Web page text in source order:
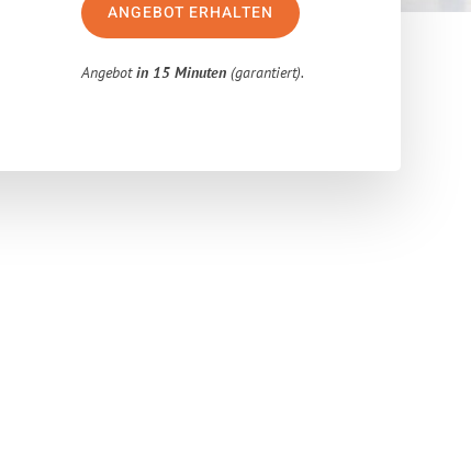
ANGEBOT ERHALTEN
Angebotin 15 Minuten (garantiert).